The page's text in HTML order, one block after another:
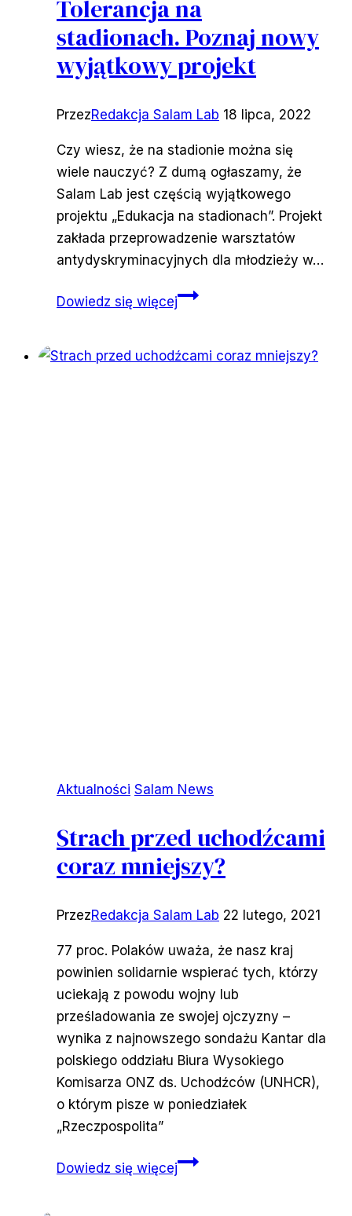
Tolerancja na
stadionach. Poznaj nowy
wyjątkowy projekt
PrzezRedakcja Salam Lab 18 lipca, 2022
Czy wiesz, że na stadionie można się
wiele nauczyć? Z dumą ogłaszamy, że
Salam Lab jest częścią wyjątkowego
projektu „Edukacja na stadionach”. Projekt
zakłada przeprowadzenie warsztatów
antydyskryminacyjnych dla młodzieży w…
Dowiedz się więcejTolerancja
Poznaj
Aktualności Salam News
Strach przed uchodźcami
coraz mniejszy?
PrzezRedakcja Salam Lab 22 lutego, 2021
77 proc. Polaków uważa, że nasz kraj
powinien solidarnie wspierać tych, którzy
uciekają z powodu wojny lub
prześladowania ze swojej ojczyzny –
wynika z najnowszego sondażu Kantar dla
polskiego oddziału Biura Wysokiego
Komisarza ONZ ds. Uchodźców (UNHCR),
o którym pisze w poniedziałek
„Rzeczpospolita”
Dowiedz się więcejStrach